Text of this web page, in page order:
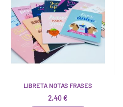
LIBRETA NOTAS FRASES
2,40€